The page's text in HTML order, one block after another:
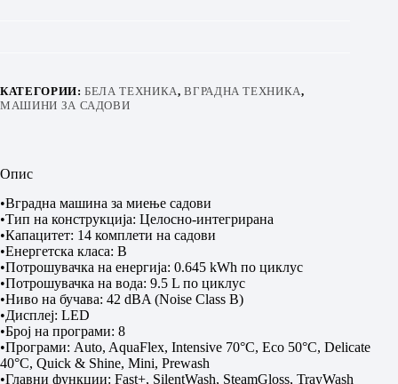
КАТЕГОРИИ:БЕЛА ТЕХНИКА,ВГРАДНА ТЕХНИКА,
МАШИНИ ЗА САДОВИ
Опис
•Вградна машина за миење садови
•Тип на конструкција: Целосно-интегрирана
•Капацитет: 14 комплети на садови
•Енергетска класа: B
•Потрошувачка на енергија: 0.645 kWh по циклус
•Потрошувачка на вода: 9.5 L по циклус
•Ниво на бучава: 42 dBA (Noise Class B)
•Дисплеј: LED
•Број на програми: 8
•Програми: Auto, AquaFlex, Intensive 70°C, Eco 50°C, Delicate
40°C, Quick & Shine, Mini, Prewash
•Главни функции: Fast+, SilentWash, SteamGloss, TrayWash